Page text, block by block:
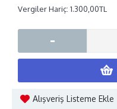
Vergiler Hariç: 1.300,00TL
-
Alışveriş Listeme Ekle